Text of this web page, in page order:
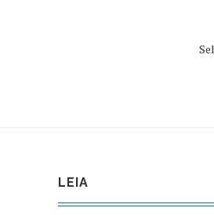
LEIA